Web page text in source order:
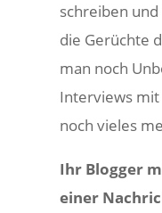
schreiben
die Gerüchte
man noch
Interviews
noch vieles
Ihr Blogger
einer